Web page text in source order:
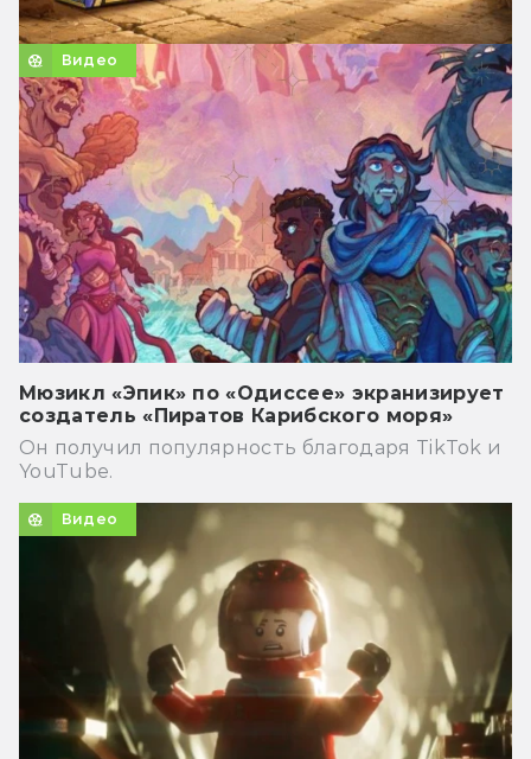
Видео
Мюзикл «Эпик» по «Одиссее» экранизирует
создатель «Пиратов Карибского моря»
Он получил популярность благодаря TikTok и
YouTube.
Видео